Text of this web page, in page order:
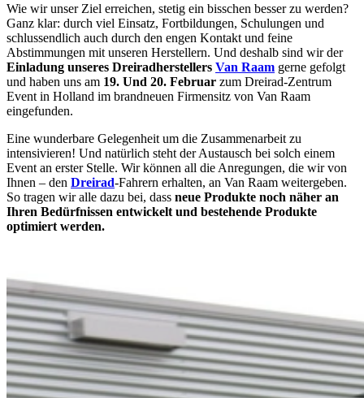
Wie wir unser Ziel erreichen, stetig ein bisschen besser zu werden?
Ganz klar: durch viel Einsatz, Fortbildungen, Schulungen und
schlussendlich auch durch den engen Kontakt und feine
Abstimmungen mit unseren Herstellern. Und deshalb sind wir der
Einladung unseres Dreiradherstellers Van Raam gerne gefolgt
und haben uns am 19. Und 20. Februar zum Dreirad-Zentrum
Event in Holland im brandneuen Firmensitz von Van Raam
eingefunden.
Eine wunderbare Gelegenheit um die Zusammenarbeit zu
intensivieren! Und natürlich steht der Austausch bei solch einem
Event an erster Stelle. Wir können all die Anregungen, die wir von
Ihnen – den Dreirad-Fahrern erhalten, an Van Raam weitergeben.
So tragen wir alle dazu bei, dass neue Produkte noch näher an
Ihren Bedürfnissen entwickelt und bestehende Produkte
optimiert werden.